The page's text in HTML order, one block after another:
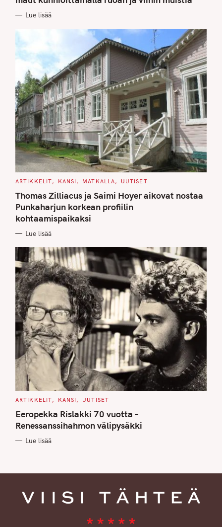
O
I
Lue lisää
C
T
E
G
O
R
I
S
ARTIKKELIT KANSI MATKALLA UUTISET
Thomas Zilliacus ja Saimi Hoyer aikovat nostaa
Punkaharjun korkean profiilin
kohtaamispaikaksi
Lue lisää
C
T
E
G
O
I
ARTIKKELIT KANSI UUTISET
Eeropekka Rislakki 70 vuotta –
Renessanssihahmon välipysäkki
Lue lisää